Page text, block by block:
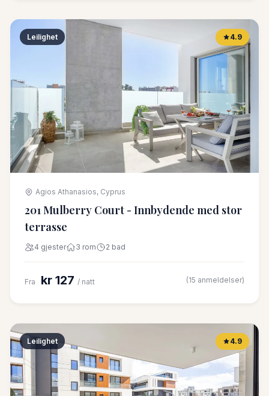
Leilighet 4.9
Agios Athanasios, Cyprus
201 Mulberry Court - Innbydende med stor
terrasse
4 gjester 3 rom 2 bad
Fra kr 127 / natt (15 anmeldelser)
Leilighet 4.9